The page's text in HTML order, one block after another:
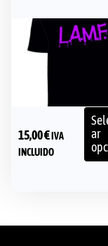
15,00€ IVA
INCLUIDO
ar